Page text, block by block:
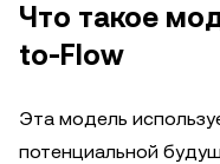
Что такое
to-Flow
Эта модель
потенциальной